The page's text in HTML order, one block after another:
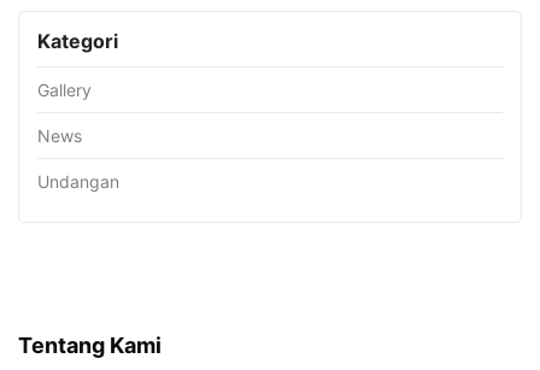
Kategori
Gallery
News
Undangan
Tentang Kami